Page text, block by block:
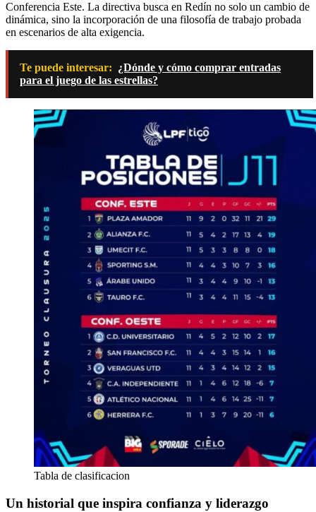
Conferencia Este. La directiva busca en Redín no solo un cambio de
dinámica, sino la incorporación de una filosofía de trabajo probada
en escenarios de alta exigencia.
Te puede interesar: ¿Dónde y cómo comprar entradas
para el juego de las estrellas?
Tabla de clasificacion
Un historial que inspira confianza y liderazgo